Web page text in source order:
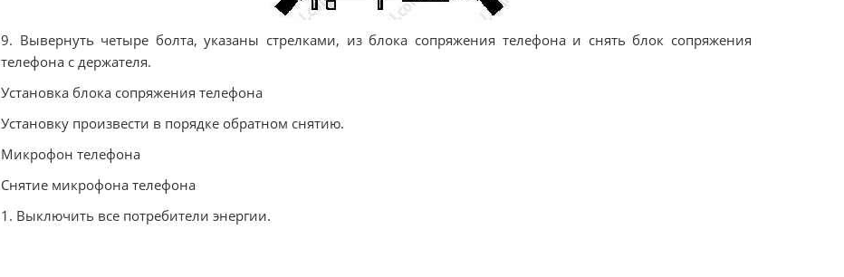
9. Вывернуть четыре болта, указаны стрелками, из блока сопряжения телефона и снять блок сопряжения
телефона с держателя.
Установка блока сопряжения телефона
Установку произвести в порядке обратном снятию.
Микрофон телефона
Снятие микрофона телефона
1. Выключить все потребители энергии.